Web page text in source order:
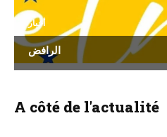
أخبار
الرافض
A côté de l'actualité